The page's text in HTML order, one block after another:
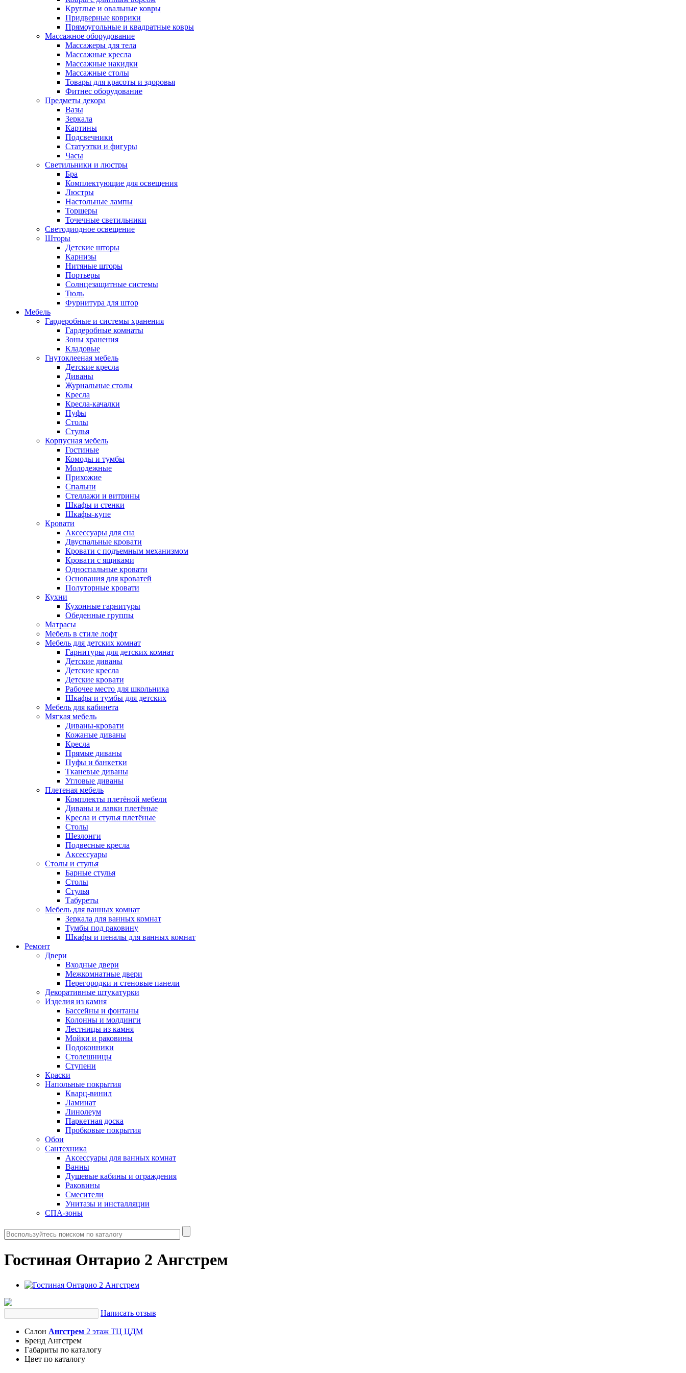
Круглые и овальные ковры
Придверные коврики
Прямоугольные и квадратные ковры
Массажное оборудование
Массажеры для тела
Массажные кресла
Массажные накидки
Массажные столы
Товары для красоты и здоровья
Фитнес оборудование
Предметы декора
Вазы
Зеркала
Картины
Подсвечники
Статуэтки и фигуры
Часы
Светильники и люстры
Бра
Комплектующие для освещения
Люстры
Настольные лампы
Торшеры
Точечные светильники
Светодиодное освещение
Шторы
Детские шторы
Карнизы
Нитяные шторы
Портьеры
Солнцезащитные системы
Тюль
Фурнитура для штор
Мебель
Гардеробные и системы хранения
Гардеробные комнаты
Зоны хранения
Кладовые
Гнутоклееная мебель
Детские кресла
Диваны
Журнальные столы
Кресла
Кресла-качалки
Пуфы
Столы
Стулья
Корпусная мебель
Гостиные
Комоды и тумбы
Молодежные
Прихожие
Спальни
Стеллажи и витрины
Шкафы и стенки
Шкафы-купе
Кровати
Аксессуары для сна
Двуспальные кровати
Кровати с подъемным механизмом
Кровати с ящиками
Односпальные кровати
Основания для кроватей
Полуторные кровати
Кухни
Кухонные гарнитуры
Обеденные группы
Матрасы
Мебель в стиле лофт
Мебель для детских комнат
Гарнитуры для детских комнат
Детские диваны
Детские кресла
Детские кровати
Рабочее место для школьника
Шкафы и тумбы для детских
Мебель для кабинета
Мягкая мебель
Диваны-кровати
Кожаные диваны
Кресла
Прямые диваны
Пуфы и банкетки
Тканевые диваны
Угловые диваны
Плетеная мебель
Комплекты плетёной мебели
Диваны и лавки плетёные
Кресла и стулья плетёные
Столы
Шезлонги
Подвесные кресла
Аксессуары
Столы и стулья
Барные стулья
Столы
Стулья
Табуреты
Мебель для ванных комнат
Зеркала для ванных комнат
Тумбы под раковину
Шкафы и пеналы для ванных комнат
Ремонт
Двери
Входные двери
Межкомнатные двери
Перегородки и стеновые панели
Декоративные штукатурки
Изделия из камня
Бассейны и фонтаны
Колонны и молдинги
Лестницы из камня
Мойки и раковины
Подоконники
Столешницы
Ступени
Краски
Напольные покрытия
Кварц-винил
Ламинат
Линолеум
Паркетная доска
Пробковые покрытия
Обои
Сантехника
Аксессуары для ванных комнат
Ванны
Душевые кабины и ограждения
Раковины
Смесители
Унитазы и инсталляции
СПА-зоны
Гостиная Онтарио 2 Ангстрем
Написать отзыв
Салон Ангстрем 2 этаж ТЦ ЦДМ
Бренд Ангстрем
Габариты по каталогу
Цвет по каталогу